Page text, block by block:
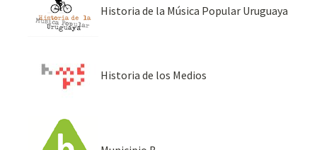
Historia de la Música Popular Uruguaya
Historia de los Medios